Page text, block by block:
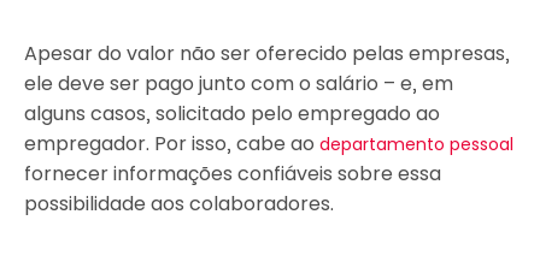
Apesar do valor não ser oferecido pelas empresas,
ele deve ser pago junto com o salário – e, em
alguns casos, solicitado pelo empregado ao
empregador. Por isso, cabe ao departamento pessoal
fornecer informações confiáveis sobre essa
possibilidade aos colaboradores.